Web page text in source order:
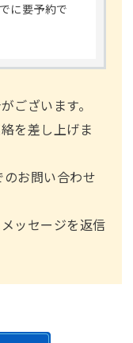
に要予約で
ございます。
を差し上げま
お問い合わせ
ッセージを返信